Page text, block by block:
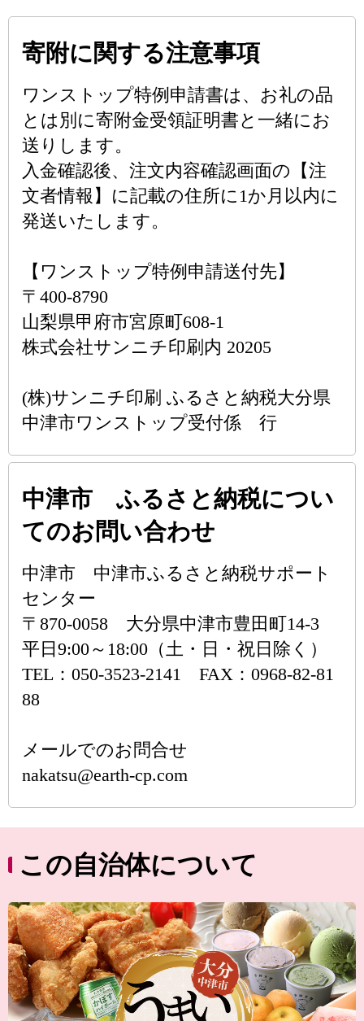
寄附に関する注意事項
ワンストップ特例申請書は、お礼の品
とは別に寄附金受領証明書と一緒にお
送りします。
入金確認後、注文内容確認画面の【注
文者情報】に記載の住所に1か月以内に
発送いたします。
【ワンストップ特例申請送付先】
〒400-8790
山梨県甲府市宮原町608-1
株式会社サンニチ印刷内 20205
(株)サンニチ印刷 ふるさと納税大分県
中津市ワンストップ受付係 行
中津市 ふるさと納税につい
てのお問い合わせ
中津市 中津市ふるさと納税サポート
センター
〒870-0058 大分県中津市豊田町14-3
平日9:00～18:00（土・日・祝日除く）
TEL：050-3523-2141 FAX：0968-82-81
88
メールでのお問合せ
nakatsu@earth-cp.com
この自治体について